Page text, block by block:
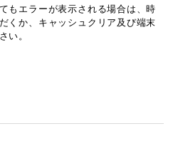
もエラーが表示される場合は、時
くか、キャッシュクリア及び端末
い。